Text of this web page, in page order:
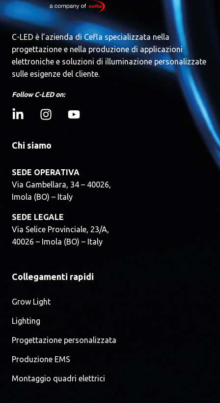
C-LED è l’azienda di Cefla specializzata nella
progettazione e nella produzione di applicazioni
elettroniche e soluzioni di illuminazione personalizzate
sulle esigenze del cliente.
Follow C-LED on:
Chi siamo
SEDE OPERATIVA
Via Gambellara, 34 – 40026,
Imola (BO) – Italy
SEDE LEGALE
Via Selice Provinciale, 23/A,
40026 – Imola (BO) – Italy
Collegamenti rapidi
Grow Light
Lighting
Progettazione personalizzata
Produzione EMS
Montaggio quadri elettrici